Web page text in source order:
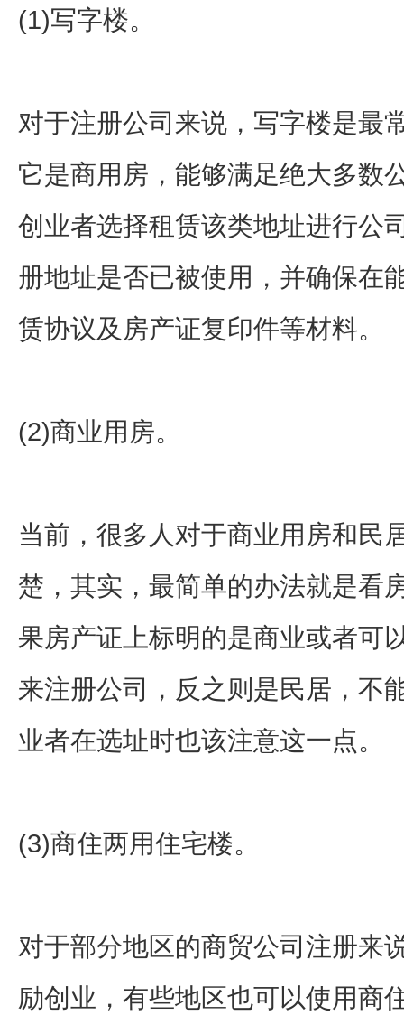
(1)写字楼。
对于注册公司来说，写字楼是最
它是商用房，能够满足绝大多数
创业者选择租赁该类地址进行公
册地址是否已被使用，并确保在
赁协议及房产证复印件等材料。
(2)商业用房。
当前，很多人对于商业用房和民
楚，其实，最简单的办法就是看
果房产证上标明的是商业或者可
来注册公司，反之则是民居，不
业者在选址时也该注意这一点。
(3)商住两用住宅楼。
对于部分地区的商贸公司注册来
励创业，有些地区也可以使用商